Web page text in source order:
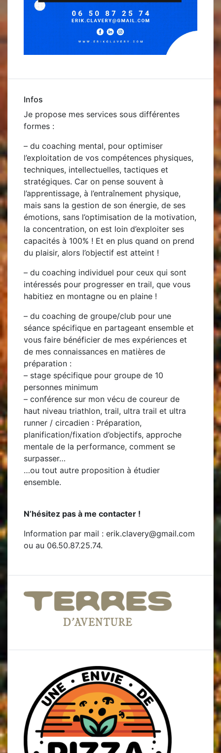
Infos
Je propose mes services sous différentes
formes :
– du coaching mental, pour optimiser
l’exploitation de vos compétences physiques,
techniques, intellectuelles, tactiques et
stratégiques. Car on pense souvent à
l’apprentissage, à l’entraînement physique,
mais sans la gestion de son énergie, de ses
émotions, sans l’optimisation de la motivation,
la concentration, on est loin d’exploiter ses
capacités à 100% ! Et en plus quand on prend
du plaisir, alors l’objectif est atteint !
– du coaching individuel pour ceux qui sont
intéressés pour progresser en trail, que vous
habitiez en montagne ou en plaine !
– du coaching de groupe/club pour une
séance spécifique en partageant ensemble et
vous faire bénéficier de mes expériences et
de mes connaissances en matières de
préparation :
– stage spécifique pour groupe de 10
personnes minimum
– conférence sur mon vécu de coureur de
haut niveau triathlon, trail, ultra trail et ultra
runner / circadien : Préparation,
planification/fixation d’objectifs, approche
mentale de la performance, comment se
surpasser…
…ou tout autre proposition à étudier
ensemble.
N’hésitez pas à me contacter !
Information par mail : erik.clavery@gmail.com
ou au 06.50.87.25.74.